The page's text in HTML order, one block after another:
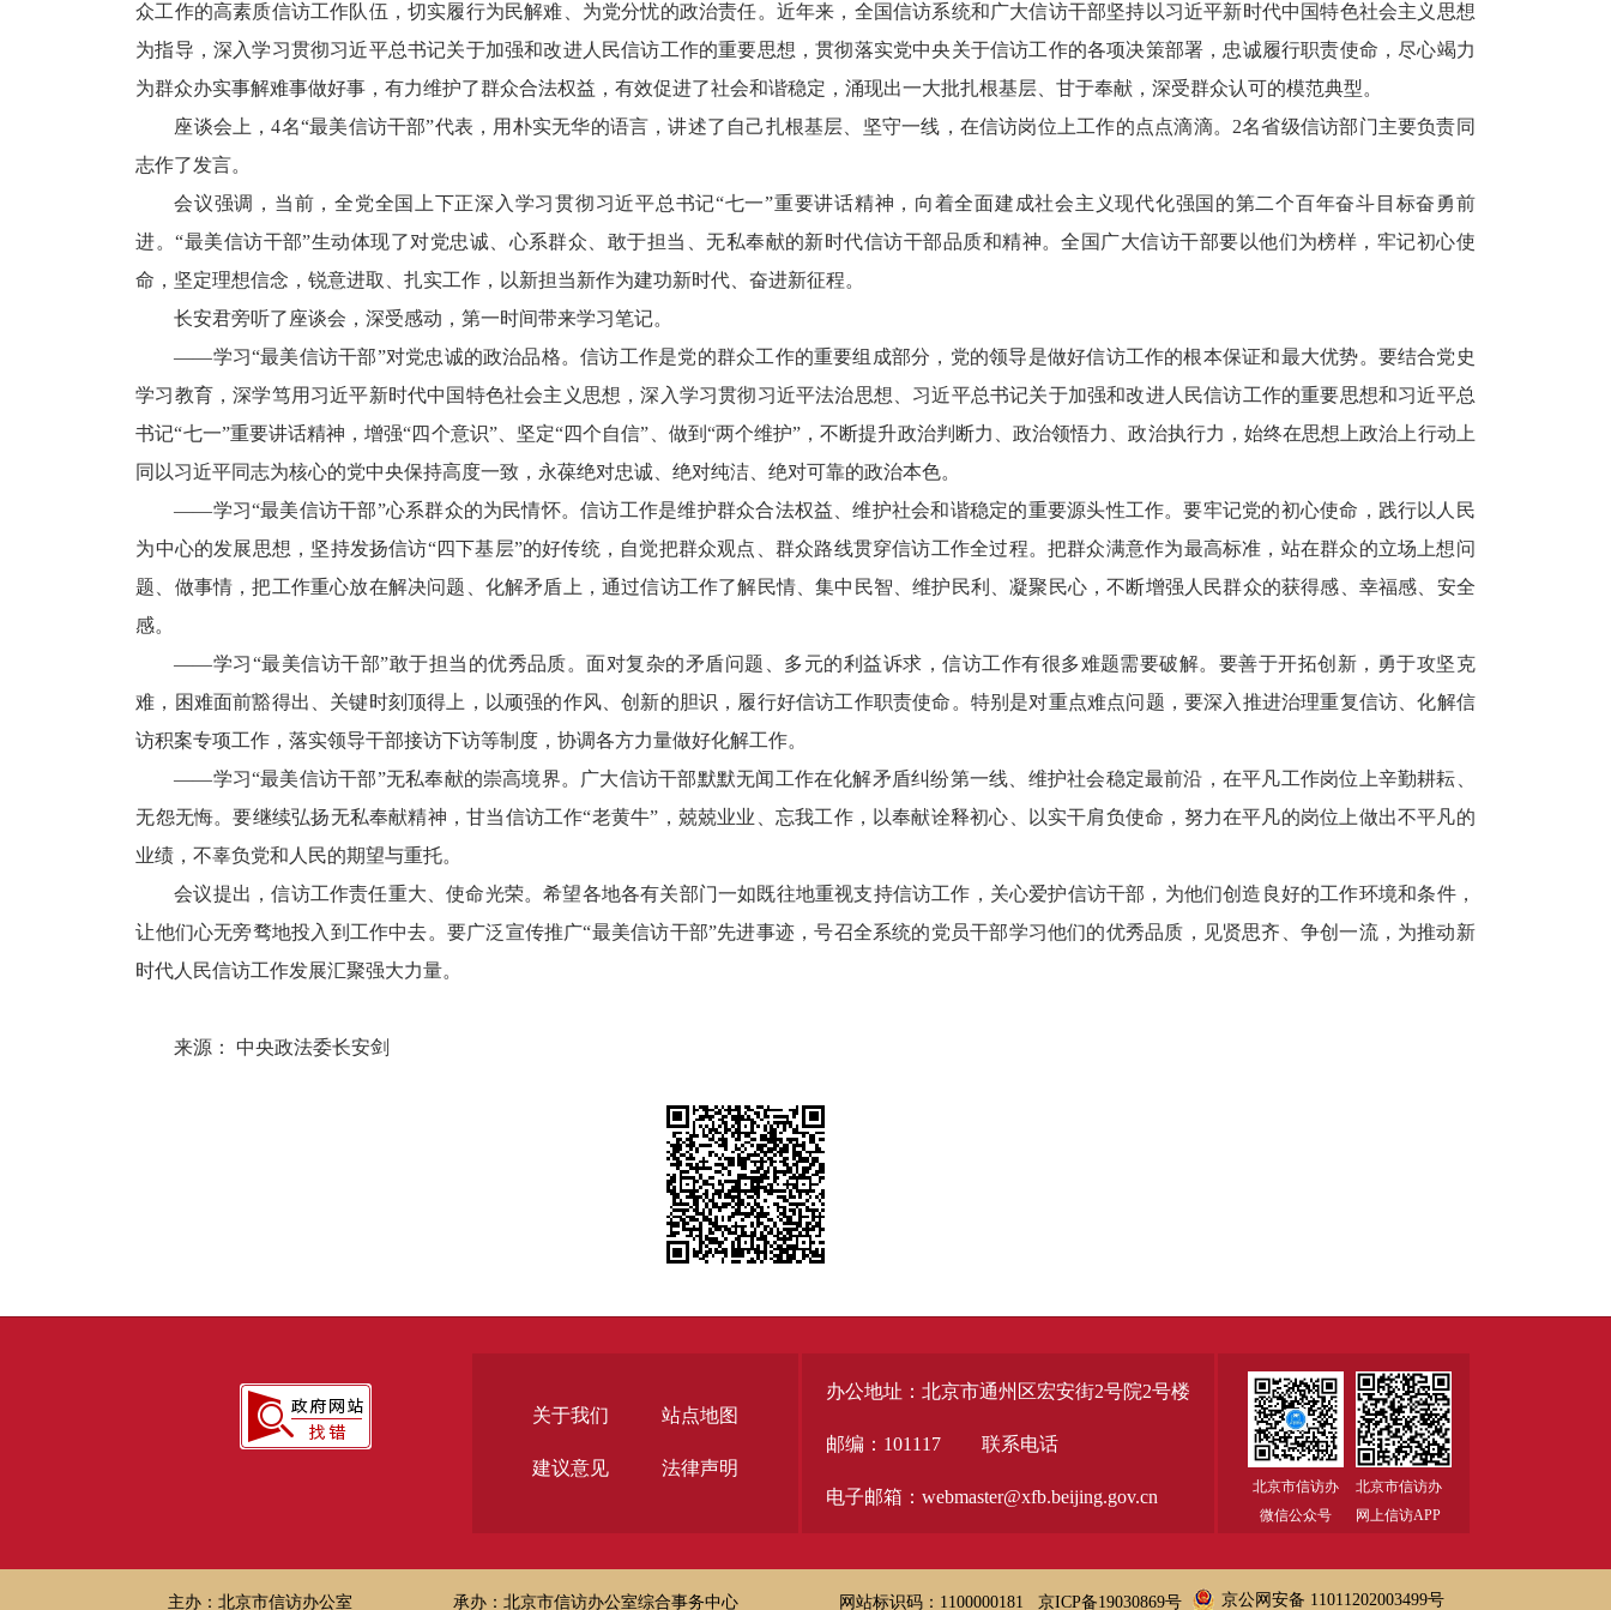
众工作的高素质信访工作队伍，切实履行为民解难、为党分忧的政治责任。近年来，全国信访系统和广大信访干部坚持以习近平新时代中国特色社会主义思想
为指导，深入学习贯彻习近平总书记关于加强和改进人民信访工作的重要思想，贯彻落实党中央关于信访工作的各项决策部署，忠诚履行职责使命，尽心竭力
为群众办实事解难事做好事，有力维护了群众合法权益，有效促进了社会和谐稳定，涌现出一大批扎根基层、甘于奉献，深受群众认可的模范典型。
座谈会上，4名“最美信访干部”代表，用朴实无华的语言，讲述了自己扎根基层、坚守一线，在信访岗位上工作的点点滴滴。2名省级信访部门主要负责同
志作了发言。
会议强调，当前，全党全国上下正深入学习贯彻习近平总书记“七一”重要讲话精神，向着全面建成社会主义现代化强国的第二个百年奋斗目标奋勇前
进。“最美信访干部”生动体现了对党忠诚、心系群众、敢于担当、无私奉献的新时代信访干部品质和精神。全国广大信访干部要以他们为榜样，牢记初心使
命，坚定理想信念，锐意进取、扎实工作，以新担当新作为建功新时代、奋进新征程。
长安君旁听了座谈会，深受感动，第一时间带来学习笔记。
——学习“最美信访干部”对党忠诚的政治品格。信访工作是党的群众工作的重要组成部分，党的领导是做好信访工作的根本保证和最大优势。要结合党史
学习教育，深学笃用习近平新时代中国特色社会主义思想，深入学习贯彻习近平法治思想、习近平总书记关于加强和改进人民信访工作的重要思想和习近平总
书记“七一”重要讲话精神，增强“四个意识”、坚定“四个自信”、做到“两个维护”，不断提升政治判断力、政治领悟力、政治执行力，始终在思想上政治上行动上
同以习近平同志为核心的党中央保持高度一致，永葆绝对忠诚、绝对纯洁、绝对可靠的政治本色。
——学习“最美信访干部”心系群众的为民情怀。信访工作是维护群众合法权益、维护社会和谐稳定的重要源头性工作。要牢记党的初心使命，践行以人民
为中心的发展思想，坚持发扬信访“四下基层”的好传统，自觉把群众观点、群众路线贯穿信访工作全过程。把群众满意作为最高标准，站在群众的立场上想问
题、做事情，把工作重心放在解决问题、化解矛盾上，通过信访工作了解民情、集中民智、维护民利、凝聚民心，不断增强人民群众的获得感、幸福感、安全
感。
——学习“最美信访干部”敢于担当的优秀品质。面对复杂的矛盾问题、多元的利益诉求，信访工作有很多难题需要破解。要善于开拓创新，勇于攻坚克
难，困难面前豁得出、关键时刻顶得上，以顽强的作风、创新的胆识，履行好信访工作职责使命。特别是对重点难点问题，要深入推进治理重复信访、化解信
访积案专项工作，落实领导干部接访下访等制度，协调各方力量做好化解工作。
——学习“最美信访干部”无私奉献的崇高境界。广大信访干部默默无闻工作在化解矛盾纠纷第一线、维护社会稳定最前沿，在平凡工作岗位上辛勤耕耘、
无怨无悔。要继续弘扬无私奉献精神，甘当信访工作“老黄牛”，兢兢业业、忘我工作，以奉献诠释初心、以实干肩负使命，努力在平凡的岗位上做出不平凡的
业绩，不辜负党和人民的期望与重托。
会议提出，信访工作责任重大、使命光荣。希望各地各有关部门一如既往地重视支持信访工作，关心爱护信访干部，为他们创造良好的工作环境和条件，
让他们心无旁骛地投入到工作中去。要广泛宣传推广“最美信访干部”先进事迹，号召全系统的党员干部学习他们的优秀品质，见贤思齐、争创一流，为推动新
时代人民信访工作发展汇聚强大力量。
来源： 中央政法委长安剑
北京市信访办
网上信访APP
北京市信访办
微信公众号
办公地址：北京市通州区宏安街2号院2号楼
邮编：101117 联系电话
电子邮箱：webmaster@xfb.beijing.gov.cn
关于我们 站点地图
建议意见 法律声明
主办：北京市信访办公室 承办：北京市信访办公室综合事务中心 网站标识码：1100000181 京ICP备19030869号 京公网安备 11011202003499号